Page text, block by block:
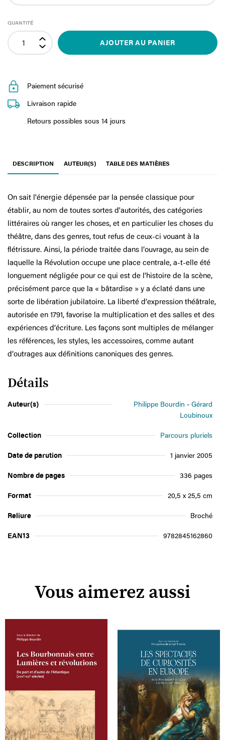
QUANTITÉ
AJOUTER AU PANIER
Paiement sécurisé
Livraison rapide
Retours possibles sous 14 jours
DESCRIPTION AUTEUR(S) TABLE DES MATIÈRES
On sait l'énergie dépensée par la pensée classique pour
établir, au nom de toutes sortes d'autorités, des catégories
littéraires où ranger les choses, et en particulier les choses du
théâtre, dans des genres, tout refus de ceux-ci vouant à la
flétrissure. Ainsi, la période traitée dans l’ouvrage, au sein de
laquelle la Révolution occupe une place centrale, a-t-elle été
longuement négligée pour ce qui est de l'histoire de la scène,
précisément parce que la « bâtardise » y a éclaté dans une
sorte de libération jubilatoire. La liberté d’expression théâtrale,
autorisée en 1791, favorise la multiplication et des salles et des
expériences d’écriture. Les façons sont multiples de mélanger
les références, les styles, les accessoires, comme autant
d’outrages aux définitions canoniques des genres.
Détails
Auteur(s) Philippe Bourdin
Gérard
Loubinoux
Collection Parcours pluriels
Date de parution 1 janvier 2005
Nombre de pages 336 pages
Format 20,5 x 25,5 cm
Reliure Broché
EAN13 9782845162860
Vous aimerez aussi